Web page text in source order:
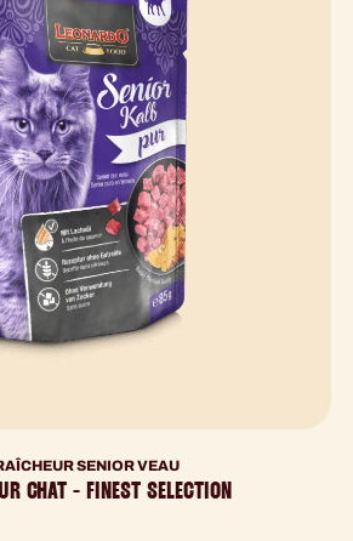
SENIOR VEAU
CHAT - FINEST SELECTION